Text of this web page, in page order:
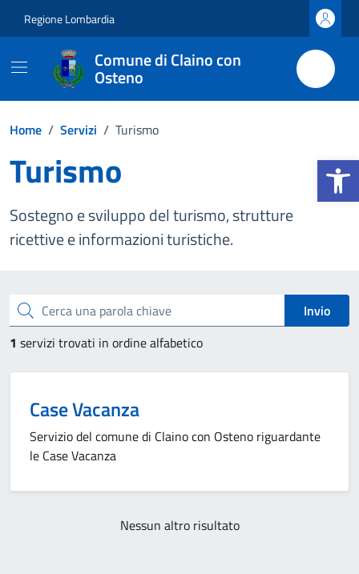
Apri la
Regione Lombardia
Comune di Claino con
Osteno
Home / Servizi / Turismo
Turismo
Sostegno e sviluppo del turismo, strutture
ricettive e informazioni turistiche.
Cerca una parola chiave
Invio
1 servizi trovati in ordine alfabetico
Case Vacanza
Servizio del comune di Claino con Osteno riguardante
le Case Vacanza
Nessun altro risultato